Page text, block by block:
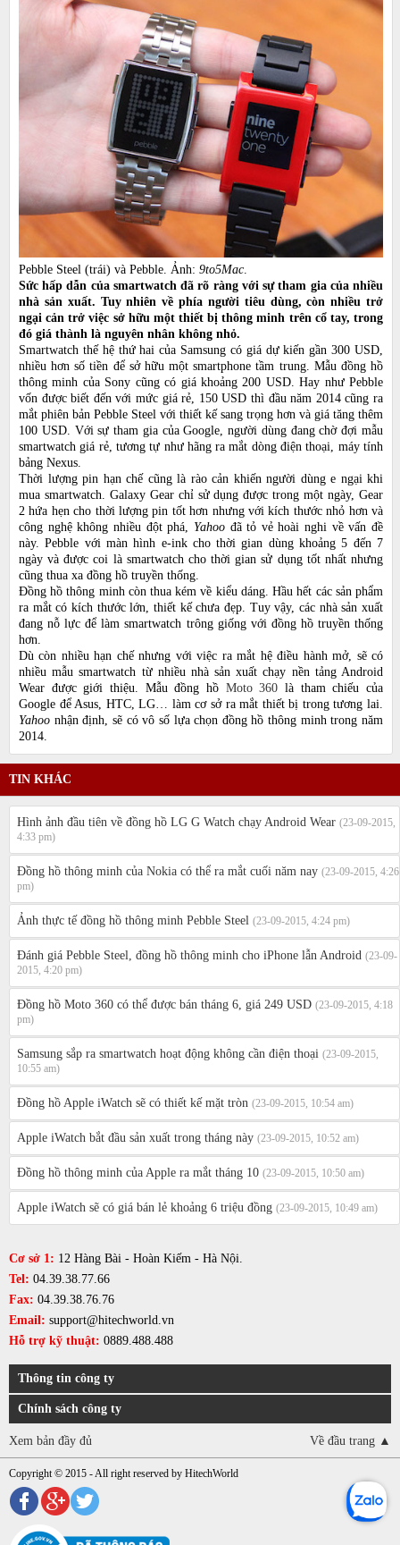
Pebble Steel (trái) và Pebble. Ảnh: 9to5Mac
Sức hấp dẫn của smartwatch đã rõ ràng với sự tham gia của nhiều
nhà sản xuất. Tuy nhiên về phía người tiêu dùng, còn nhiều trở
ngại cản trở việc sở hữu một thiết bị thông minh trên cổ tay, trong
đó giá thành là nguyên nhân không nhỏ.
Smartwatch thế hệ thứ hai của Samsung có giá dự kiến gần 300 USD,
nhiều hơn số tiền để sở hữu một smartphone tầm trung. Mẫu đồng hồ
thông minh của Sony cũng có giá khoảng 200 USD. Hay như Pebble
vốn được biết đến với mức giá rẻ, 150 USD thì đầu năm 2014 cũng ra
mắt phiên bản Pebble Steel với thiết kế sang trọng hơn và giá tăng thêm
100 USD. Với sự tham gia của Google, người dùng đang chờ đợi mẫu
smartwatch giá rẻ, tương tự như hãng ra mắt dòng điện thoại, máy tính
bảng Nexus.
Thời lượng pin hạn chế cũng là rào cản khiến người dùng e ngại khi
mua smartwatch. Galaxy Gear chỉ sử dụng được trong một ngày, Gear
2 hứa hẹn cho thời lượng pin tốt hơn nhưng với kích thước nhỏ hơn và
công nghệ không nhiều đột phá, Yahoo đã tỏ vẻ hoài nghi về vấn đề
này. Pebble với màn hình e-ink cho thời gian dùng khoảng 5 đến 7
ngày và được coi là smartwatch cho thời gian sử dụng tốt nhất nhưng
cũng thua xa đồng hồ truyền thống.
Đồng hồ thông minh còn thua kém về kiểu dáng. Hầu hết các sản phẩm
ra mắt có kích thước lớn, thiết kế chưa đẹp. Tuy vậy, các nhà sản xuất
đang nỗ lực để làm smartwatch trông giống với đồng hồ truyền thống
hơn.
Dù còn nhiều hạn chế nhưng với việc ra mắt hệ điều hành mở, sẽ có
nhiều mẫu smartwatch từ nhiều nhà sản xuất chạy nền tảng Android
Wear được giới thiệu. Mẫu đồng hồ Moto 360 là tham chiếu của
Google để Asus, HTC, LG… làm cơ sở ra mắt thiết bị trong tương lai.
Yahoo nhận định, sẽ có vô số lựa chọn đồng hồ thông minh trong năm
2014.
TIN KHÁC
Hình ảnh đầu tiên về đồng hồ LG G Watch chạy Android Wear (23-09-2015,
4:33 pm)
Đồng hồ thông minh của Nokia có thể ra mắt cuối năm nay (23-09-2015, 4:26
pm)
Ảnh thực tế đồng hồ thông minh Pebble Steel (23-09-2015, 4:24 pm)
Đánh giá Pebble Steel, đồng hồ thông minh cho iPhone lẫn Android (23-09-
2015, 4:20 pm)
Đồng hồ Moto 360 có thể được bán tháng 6, giá 249 USD (23-09-2015, 4:18
pm)
Samsung sắp ra smartwatch hoạt động không cần điện thoại (23-09-2015,
10:55 am)
Đồng hồ Apple iWatch sẽ có thiết kế mặt tròn (23-09-2015, 10:54 am)
Apple iWatch bắt đầu sản xuất trong tháng này (23-09-2015, 10:52 am)
Đồng hồ thông minh của Apple ra mắt tháng 10 (23-09-2015, 10:50 am)
Apple iWatch sẽ có giá bán lẻ khoảng 6 triệu đồng (23-09-2015, 10:49 am)
Cơ sở 1: 12 Hàng Bài - Hoàn Kiếm - Hà Nội.
Tel: 04.39.38.77.66
Fax: 04.39.38.76.76
Email: support@hitechworld.vn
Hỗ trợ kỹ thuật: 0889.488.488
Thông tin công ty
Chính sách công ty
Xem bản đầy đủ Về đầu trang ▲
Copyright © 2015 - All right reserved by HitechWorld